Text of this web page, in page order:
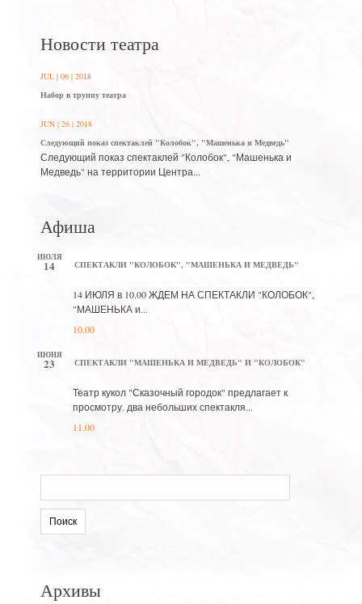
Новости театра
JUL | 06 | 2018
Набор в труппу театра
JUN | 26 | 2018
Следующий показ спектаклей "Колобок", "Машенька и Медведь"
Следующий показ спектаклей "Колобок", "Машенька и
Медведь" на территории Центра...
Афиша
ИЮЛЯ
14 СПЕКТАКЛИ "КОЛОБОК", "МАШЕНЬКА И МЕДВЕДЬ"
14 ИЮЛЯ в 10.00 ЖДЕМ НА СПЕКТАКЛИ "КОЛОБОК",
"МАШЕНЬКА и...
10.00
ИЮНЯ
23 СПЕКТАКЛИ "МАШЕНЬКА И МЕДВЕДЬ" И "КОЛОБОК"
Театр кукол "Сказочный городок" предлагает к
просмотру. два небольших спектакля...
11.00
Архивы